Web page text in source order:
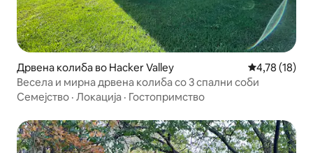
Дрвена колиба во Hacker Valley Просечна
4,78 (18)
Весела и мирна дрвена колиба со 3 спални соби
Семејство · Локација · Гостопримство